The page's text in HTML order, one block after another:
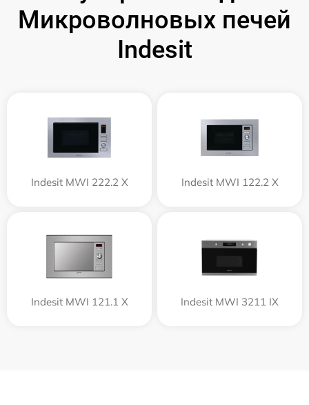
Микроволновых печей
Indesit
Indesit MWI 222.2 X Indesit MWI 122.2 X
Indesit MWI 121.1 X Indesit MWI 3211 IX